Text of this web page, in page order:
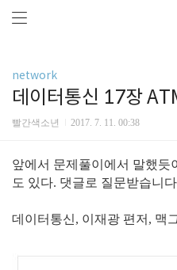
network
데이터통신 17장
빨간색소년 2017. 7. 11. 00:38
앞에서 문제풀이에서 말했듯
도 있다. 댓글로 질문받습니
데이터통신, 이재광 편저, 맥